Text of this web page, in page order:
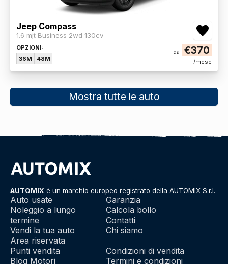
Jeep Compass
1.6 mjt Business 2wd 130cv
OPZIONI:
36M
48M
da €370
/mese
Mostra tutte le auto
AUTOMIX è un marchio europeo registrato della AUTOMIX S.r.l.
Auto usate
Noleggio a lungo
termine
Vendi la tua auto
Area riservata
Garanzia
Calcola bollo
Contatti
Chi siamo
Punti vendita
Blog Motori
Condizioni di vendita
Termini e condizioni